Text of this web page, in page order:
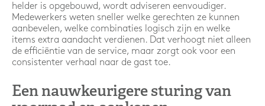
helder is opgebouwd, wordt adviseren eenvoudiger.
Medewerkers weten sneller welke gerechten ze kunnen
aanbevelen, welke combinaties logisch zijn en welke
items extra aandacht verdienen. Dat verhoogt niet alleen
de efficiëntie van de service, maar zorgt ook voor een
consistenter verhaal naar de gast toe.
Een nauwkeurigere sturing van